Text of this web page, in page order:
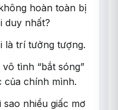
hoàn toàn bị
duy nhất?
là trí tưởng tượng.
tình “bắt sóng”
của chính mình.
nhiều giấc mơ